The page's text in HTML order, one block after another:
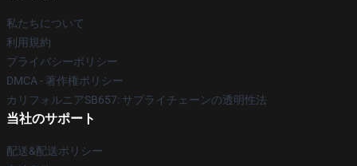
私たちについて
利用規約
プライバシーポリシー
DMCA - 著作権ポリシー
カリフォルニアSB657: サプライチェーンの透明性法
当社のサポート
配送&配送ポリシー